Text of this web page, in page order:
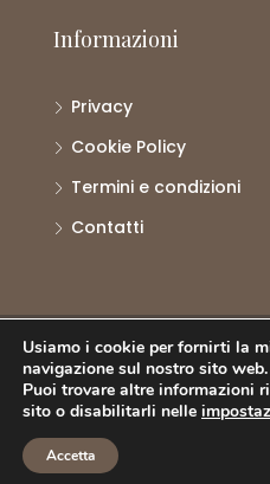
Informazioni
Privacy
Cookie Policy
Termini e condizioni
Contatti
Web Designer
Usiamo i cookie per fornirti la
navigazione sul nostro sito web.
Puoi trovare altre informazioni
sito o disabilitarli nelle
Accetta